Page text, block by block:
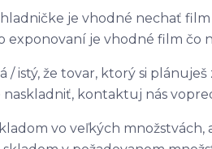
je vhodné nechať
exponovaní je vhodné film čo
/ istý, že tovar, ktorý si
kontaktuj nás
vo veľkých množstvách,